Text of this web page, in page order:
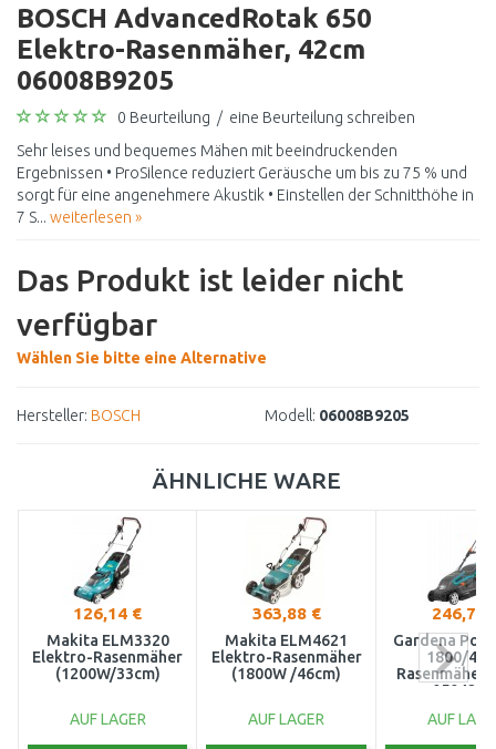
BOSCH AdvancedRotak 650
Elektro-Rasenmäher, 42cm
06008B9205
0 Beurteilung / eine Beurteilung schreiben
Sehr leises und bequemes Mähen mit beeindruckenden
Ergebnissen • ProSilence reduziert Geräusche um bis zu 75 % und
sorgt für eine angenehmere Akustik • Einstellen der Schnitthöhe in
7 S... weiterlesen »
Das Produkt ist leider nicht
verfügbar
Wählen Sie bitte eine Alternative
Hersteller: BOSCH Modell: 06008B9205
ÄHNLICHE WARE
126,14 €
Makita ELM3320
Elektro-Rasenmäher
(1200W/33cm)
AUF LAGER
363,88 €
Makita ELM4621
Elektro-Rasenmäher
(1800W /46cm)
AUF LAGER
246,73
Gardena
1800/42
Rasenmäher,
05042-
AUF